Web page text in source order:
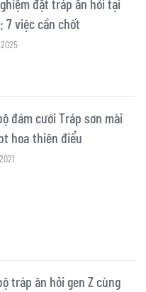
đặt tráp ăn hỏi tại
7 việc cần chốt
đám cưới Tráp sơn mài
hoa thiên điểu
tráp ăn hỏi gen Z cùng